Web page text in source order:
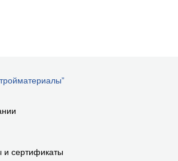
и сертификаты